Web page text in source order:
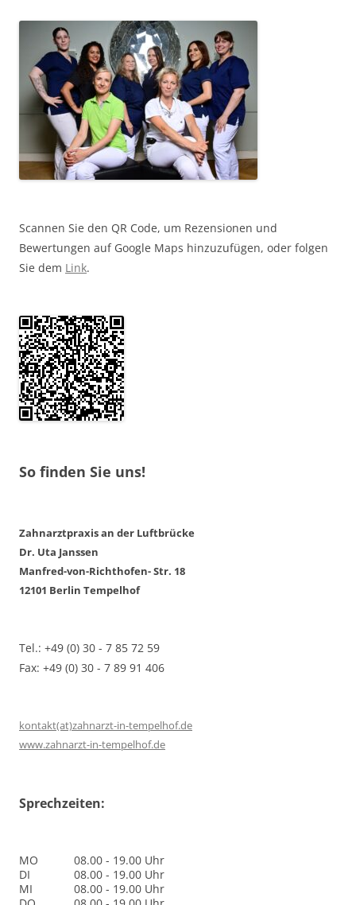
Scannen Sie den QR Code, um Rezensionen und
Bewertungen auf Google Maps hinzuzufügen, oder folgen
Sie dem Link.
So finden Sie uns!
Zahnarztpraxis an der Luftbrücke
Dr. Uta Janssen
Manfred-von-Richthofen- Str. 18
12101 Berlin Tempelhof
Tel.: +49 (0) 30 - 7 85 72 59
Fax: +49 (0) 30 - 7 89 91 406
kontakt(at)zahnarzt-in-tempelhof.de
www.zahnarzt-in-tempelhof.de
Sprechzeiten:
MO
08.00 - 19.00 Uhr
DI
08.00 - 19.00 Uhr
MI
08.00 - 19.00 Uhr